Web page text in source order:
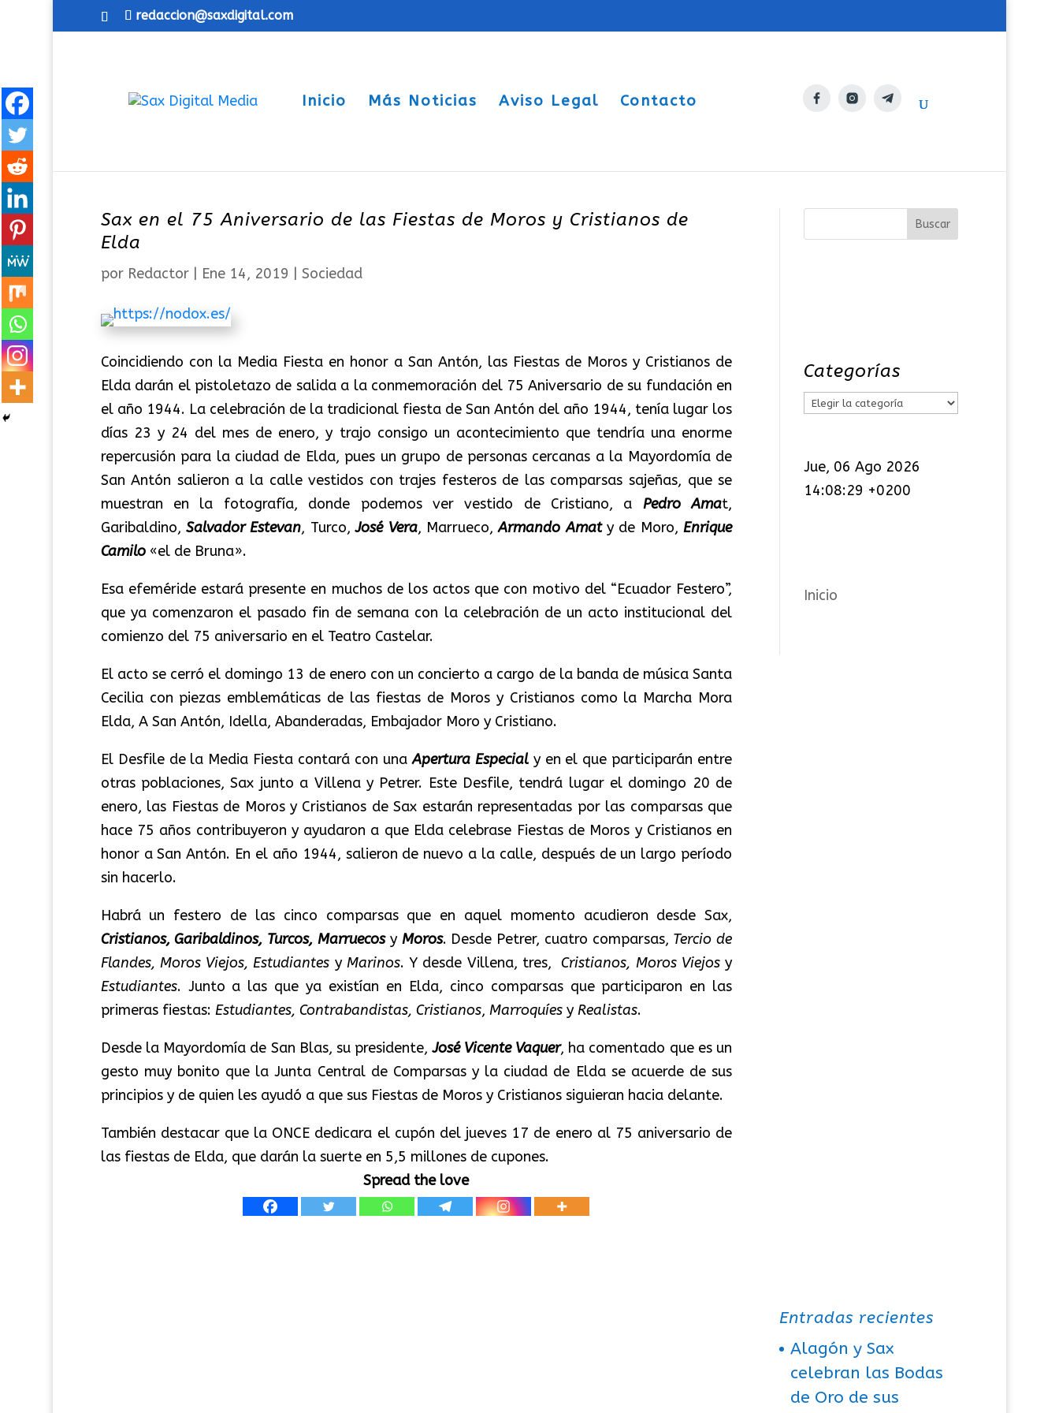
redaccion@saxdigital.com
Inicio Más Noticias Aviso Legal Contacto
Sax en el 75 Aniversario de las Fiestas de Moros y Cristianos de
Elda
por Redactor| Ene 14, 2019 Sociedad
Coincidiendo con la Media Fiesta en honor a San Antón, las Fiestas de Moros y Cristianos de
Elda darán el pistoletazo de salida a la conmemoración del 75 Aniversario de su fundación en
el año 1944. La celebración de la tradicional fiesta de San Antón del año 1944, tenía lugar los
días 23 y 24 del mes de enero, y trajo consigo un acontecimiento que tendría una enorme
repercusión para la ciudad de Elda, pues un grupo de personas cercanas a la Mayordomía de
San Antón salieron a la calle vestidos con trajes festeros de las comparsas sajeñas, que se
muestran en la fotografía, donde podemos ver vestido de Cristiano, a Pedro Amat,
Garibaldino,Salvador Estevan, Turco, José Vera, Marrueco,Armando Amaty de Moro,Enrique
Camilo «el de Bruna».
Esa efeméride estará presente en muchos de los actos que con motivo del “Ecuador Festero”,
que ya comenzaron el pasado fin de semana con la celebración de un acto institucional del
comienzo del 75 aniversario en el Teatro Castelar.
El acto se cerró el domingo 13 de enero con un concierto a cargo de la banda de música Santa
Cecilia con piezas emblemáticas de las fiestas de Moros y Cristianos como la Marcha Mora
Elda, A San Antón, Idella, Abanderadas, Embajador Moro y Cristiano.
El Desfile de la Media Fiesta contará con unaApertura Especialy en el que participarán entre
otras poblaciones, Sax junto a Villena y Petrer. Este Desfile, tendrá lugar el domingo 20 de
enero, las Fiestas de Moros y Cristianos de Sax estarán representadas por las comparsas que
hace 75 años contribuyeron y ayudaron a que Elda celebrase Fiestas de Moros y Cristianos en
honor a San Antón. En el año 1944, salieron de nuevo a la calle, después de un largo período
sin hacerlo.
Habrá un festero de las cinco comparsas que en aquel momento acudieron desde Sax,
Cristianos, Garibaldinos, Turcos, Marruecosy Moros. Desde Petrer, cuatro comparsas, Tercio de
Flandes, Moros Viejos, Estudiantes y Marinos. Y desde Villena, tres,Cristianos, Moros Viejosy
Estudiantes. Junto a las que ya existían en Elda, cinco comparsas que participaron en las
primeras fiestas: Estudiantes, Contrabandistas, Cristianos, Marroquíesy Realistas.
Desde la Mayordomía de San Blas, su presidente,José Vicente Vaquer, ha comentado que es un
gesto muy bonito que la Junta Central de Comparsas y la ciudad de Elda se acuerde de sus
principios y de quien les ayudó a que sus Fiestas de Moros y Cristianos siguieran hacia delante.
También destacar que la ONCE dedicara el cupón del jueves 17 de enero al 75 aniversario de
las fiestas de Elda, que darán la suerte en 5,5 millones de cupones.
Spread the love
Categorías
C
e
g
a
Jue, 06 Ago 2026
14:08:29 +0200
Inicio
Entradas recientes
Alagón y Sax
celebran las Bodas
de Oro de sus